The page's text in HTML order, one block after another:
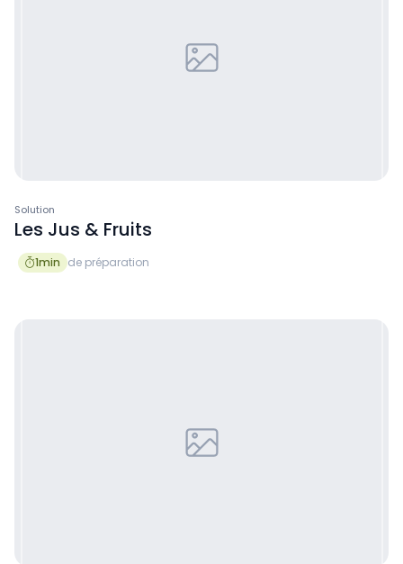
Solution
Les Jus & Fruits
1min de préparation